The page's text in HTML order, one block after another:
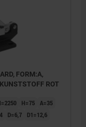
FORM:A,
ROT
H=75 A=35
D=6,7
D1=12,6